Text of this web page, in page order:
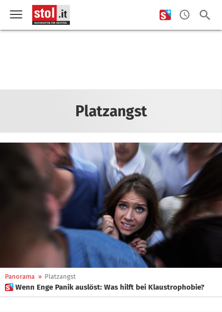
Platzangst
Panorama » Platzangst
 Wenn Enge Panik auslöst: Was hilft bei Klaustrophobie?